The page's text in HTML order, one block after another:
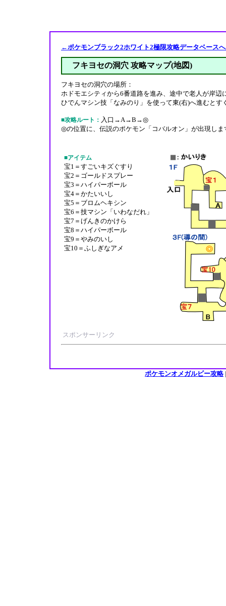
←ポケモンブラック2ホワイト2極限攻略データベース
フキヨセの洞穴 攻略マップ(地図)
フキヨセの洞穴の場所：
ホドモエシティから6番道路を進み、途中で老人が岸辺
ひでんマシン技「なみのり」を使って東(右)へ進むとす
■攻略ルート： 入口→A→B→◎
◎の位置に、伝説のポケモン「コバルオン」が出現しま
■アイテム
宝1＝すごいキズぐすり
宝2＝ゴールドスプレー
宝3＝ハイパーボール
宝4＝かたいいし
宝5＝ブロムヘキシン
宝6＝技マシン「いわなだれ」
宝7＝げんきのかけら
宝8＝ハイパーボール
宝9＝やみのいし
宝10＝ふしぎなアメ
スポンサーリンク
ポケモンオメガルビー攻略